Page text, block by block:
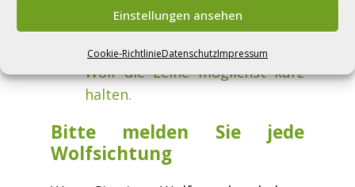
Einstellungen ansehen
Cookie-RichtlinieDatenschutzImpressum
der Leine halten. Bei einem
Zusammentreffen mit dem
Wolf die Leine möglichst kurz
halten.
Bitte melden Sie jede
Wolfsichtung